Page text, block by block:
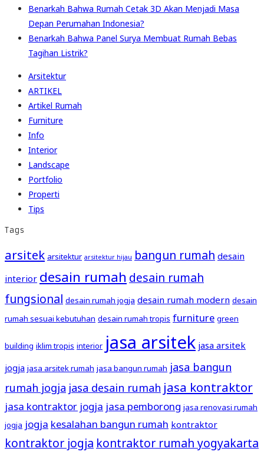
Benarkah Bahwa Rumah Cetak 3D Akan Menjadi Masa
Depan Perumahan Indonesia?
Benarkah Bahwa Panel Surya Membuat Rumah Bebas
Tagihan Listrik?
Arsitektur
ARTIKEL
Artikel Rumah
Furniture
Info
Interior
Landscape
Portfolio
Properti
Tips
Tags
arsitek arsitektur arsitektur hijau bangun rumah desain
interior desain rumah desain rumah
fungsional desain rumah jogja desain rumah modern desain
rumah sesuai kebutuhan desain rumah tropis furniture green
building iklim tropis interior jasa arsitek jasa arsitek
jogja jasa arsitek rumah jasa bangun rumah jasa bangun
rumah jogja jasa desain rumah jasa kontraktor
jasa kontraktor jogja jasa pemborong jasa renovasi rumah
jogja jogja kesalahan bangun rumah kontraktor
kontraktor jogja kontraktor rumah yogyakarta